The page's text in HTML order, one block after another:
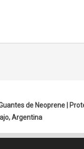
de Neoprene
Argentina